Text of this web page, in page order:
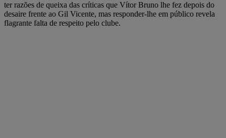
ter razões de queixa das críticas que Vítor Bruno lhe fez depois do
desaire frente ao Gil Vicente, mas responder-lhe em público revela
flagrante falta de respeito pelo clube.